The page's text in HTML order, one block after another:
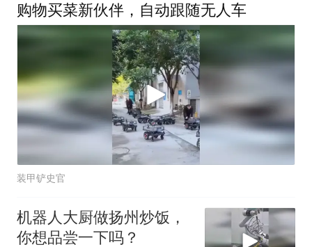
购物买菜新伙伴，自动跟随无人车
装甲铲史官
机器人大厨做扬州炒饭，
你想品尝一下吗？